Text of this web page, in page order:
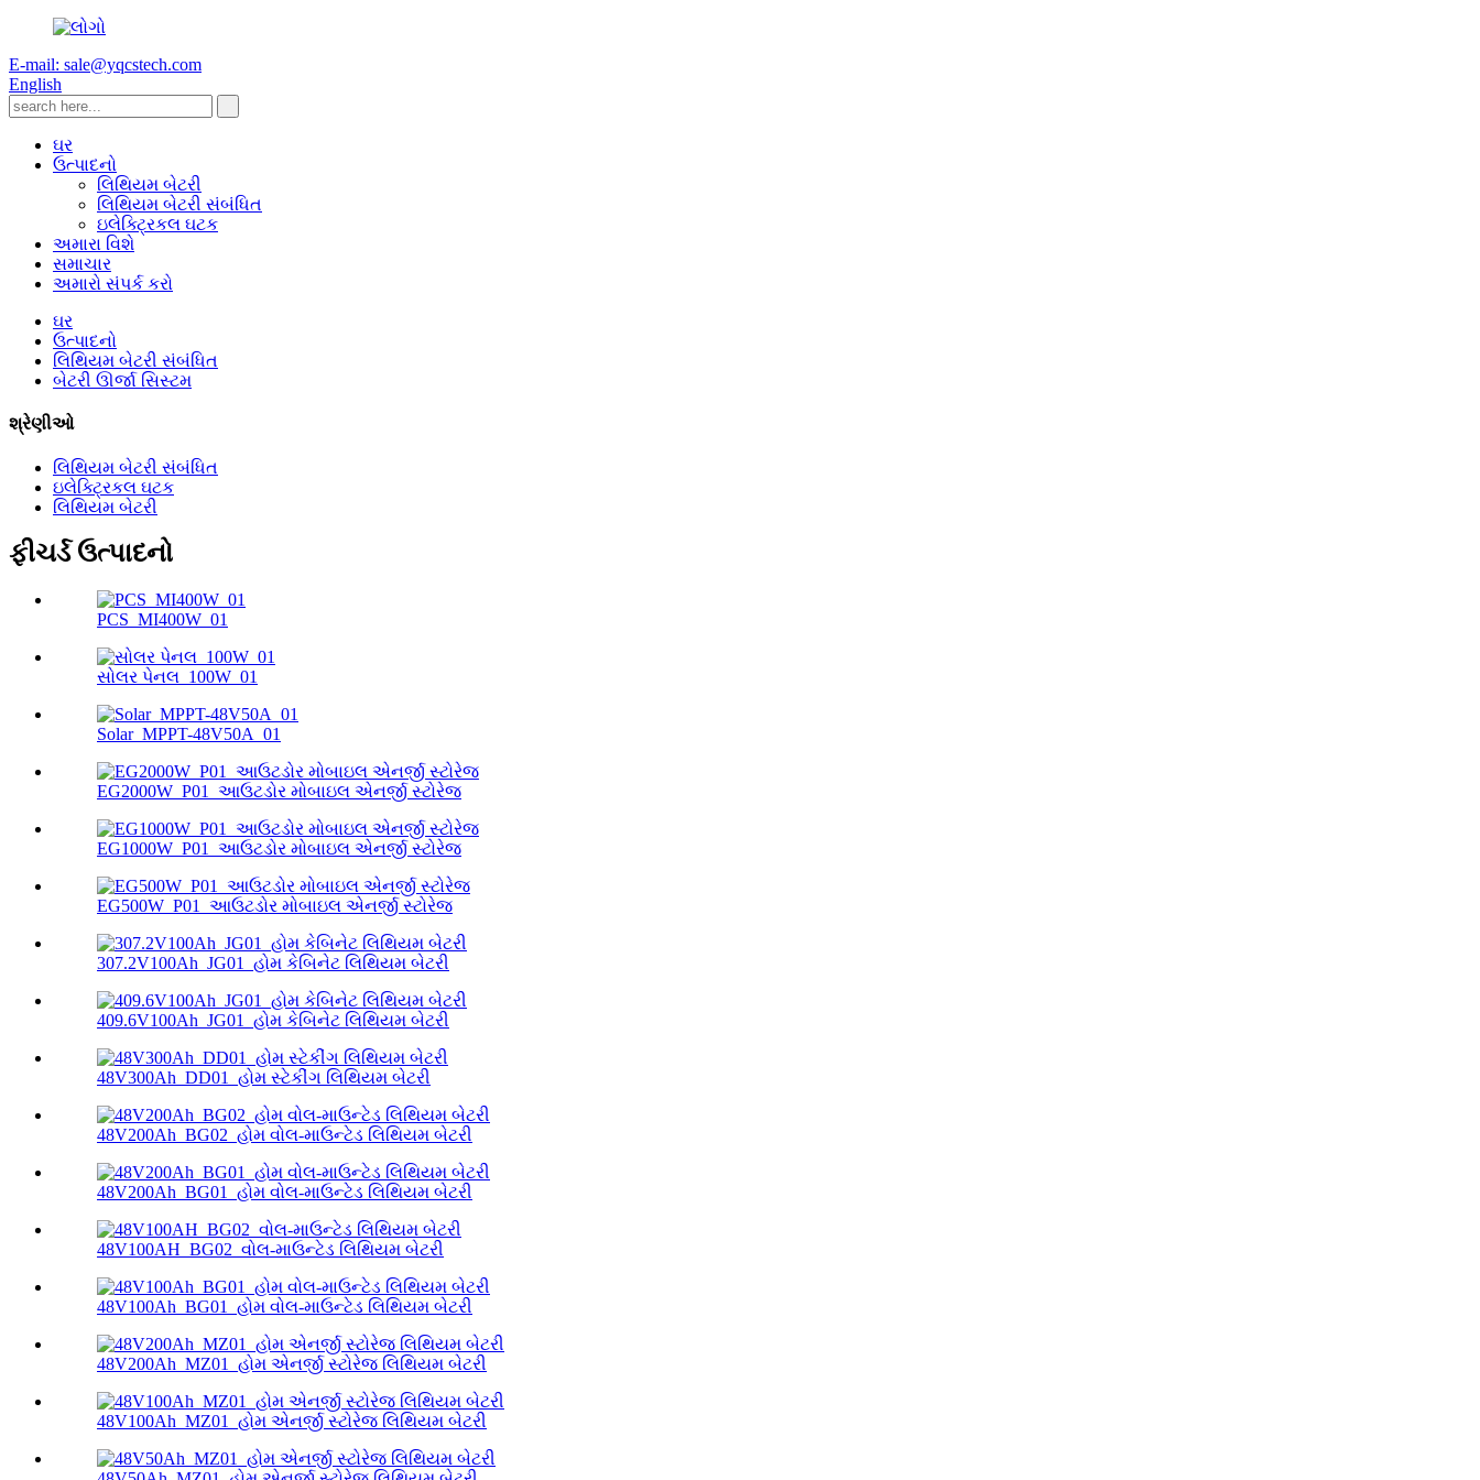
E-mail: sale@yqcstech.com
English
ઘર
ઉત્પાદનો
લિથિયમ બેટરી
લિથિયમ બેટરી સંબંધિત
ઇલેક્ટ્રિકલ ઘટક
અમારા વિશે
સમાચાર
અમારો સંપર્ક કરો
ઘર
ઉત્પાદનો
લિથિયમ બેટરી સંબંધિત
બેટરી ઊર્જા સિસ્ટમ
શ્રેણીઓ
લિથિયમ બેટરી સંબંધિત
ઇલેક્ટ્રિકલ ઘટક
લિથિયમ બેટરી
ફીચર્ડ ઉત્પાદનો
PCS_MI400W_01
સોલર પેનલ_100W_01
Solar_MPPT-48V50A_01
EG2000W_P01_આઉટડોર મોબાઇલ એનર્જી સ્ટોરેજ
EG1000W_P01_આઉટડોર મોબાઇલ એનર્જી સ્ટોરેજ
EG500W_P01_આઉટડોર મોબાઇલ એનર્જી સ્ટોરેજ
307.2V100Ah_JG01_હોમ કેબિનેટ લિથિયમ બેટરી
409.6V100Ah_JG01_હોમ કેબિનેટ લિથિયમ બેટરી
48V300Ah_DD01_હોમ સ્ટેકીંગ લિથિયમ બેટરી
48V200Ah_BG02_હોમ વોલ-માઉન્ટેડ લિથિયમ બેટરી
48V200Ah_BG01_હોમ વોલ-માઉન્ટેડ લિથિયમ બેટરી
48V100AH_BG02_વોલ-માઉન્ટેડ લિથિયમ બેટરી
48V100Ah_BG01_હોમ વોલ-માઉન્ટેડ લિથિયમ બેટરી
48V200Ah_MZ01_હોમ એનર્જી સ્ટોરેજ લિથિયમ બેટરી
48V100Ah_MZ01_હોમ એનર્જી સ્ટોરેજ લિથિયમ બેટરી